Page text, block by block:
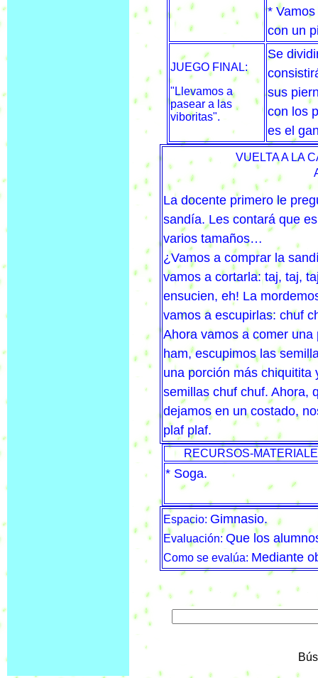
*
con un
JUEGO FINAL:
"Llevamos a
pasear a las
viboritas".
Se
sus
con los
es el
VUELTA A LA
La docente primero le
sandía. Les contará que
varios tamaños…
¿Vamos a comprar la
vamos a cortarla: taj, taj,
ensucien, eh! La
vamos a escupirlas: chuf
Ahora vamos a comer
ham, escupimos las
una porción más chiquitita
semillas chuf chuf. Ahora,
dejamos en un costado,
plaf plaf.
RECURSOS-
* Soga.
Espacio: Gimnasio.
Evaluación: Que los
Como se evalúa: Mediante